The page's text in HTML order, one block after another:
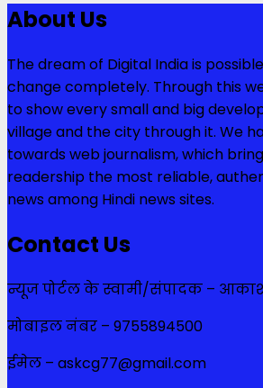
About Us
The dream of Digital India is
change completely. Through this
to show every small and big
village and the city through it. We
towards web journalism, which
readership the most reliable,
news among Hindi news sites.
Contact Us
न्यूज पोर्टल के स्वामी/संपादक –
मोबाइल नंबर – 9755894500
ईमेल – askcg77@gmail.com